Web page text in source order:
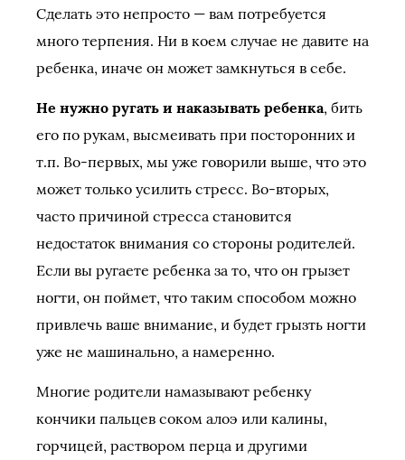
Сделать это непросто — вам потребуется
много терпения. Ни в коем случае не давите на
ребенка, иначе он может замкнуться в себе.
Не нужно ругать и наказывать ребенка, бить
его по рукам, высмеивать при посторонних и
т.п. Во-первых, мы уже говорили выше, что это
может только усилить стресс. Во-вторых,
часто причиной стресса становится
недостаток внимания со стороны родителей.
Если вы ругаете ребенка за то, что он грызет
ногти, он поймет, что таким способом можно
привлечь ваше внимание, и будет грызть ногти
уже не машинально, а намеренно.
Многие родители намазывают ребенку
кончики пальцев соком алоэ или калины,
горчицей, раствором перца и другими